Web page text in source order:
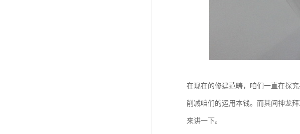
在现在的修建范畴，咱们一直在探
削减咱们的运用本钱。而其间神龙
来讲一下。